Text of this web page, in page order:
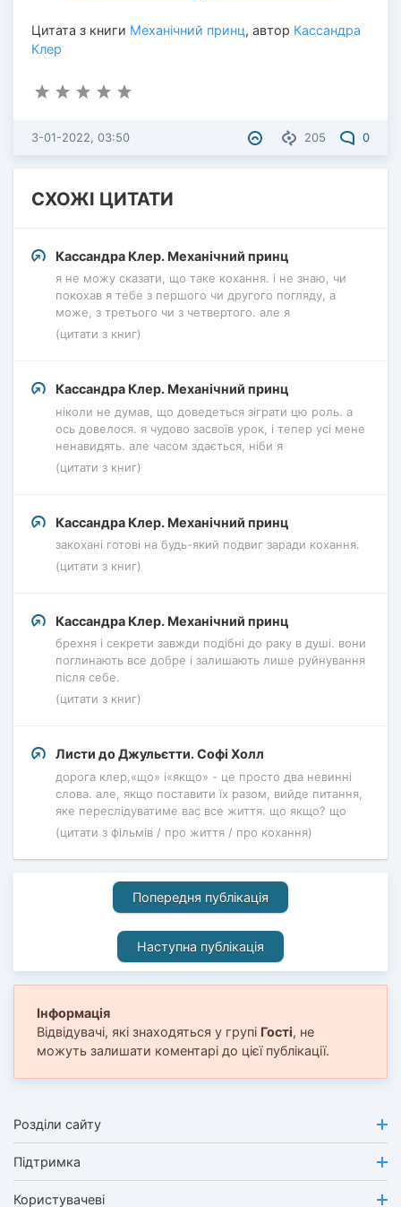
Цитата з книги Механічний принц, автор Кассандра
Клер
205 0
3-01-2022, 03:50
СХОЖІ ЦИТАТИ
Кассандра Клер. Механічний принц
я не можу сказати, що таке кохання. і не знаю, чи
покохав я тебе з першого чи другого погляду, а
може, з третього чи з четвертого. але я
(цитати з книг)
Кассандра Клер. Механічний принц
ніколи не думав, що доведеться зіграти цю роль. а
ось довелося. я чудово засвоїв урок, і тепер усі мене
ненавидять. але часом здається, ніби я
(цитати з книг)
Кассандра Клер. Механічний принц
закохані готові на будь-який подвиг заради кохання.
(цитати з книг)
Кассандра Клер. Механічний принц
брехня і секрети завжди подібні до раку в душі. вони
поглинають все добре і залишають лише руйнування
після себе.
(цитати з книг)
Листи до Джульєтти. Софі Холл
дорога клер,«що» і«якщо» - це просто два невинні
слова. але, якщо поставити їх разом, вийде питання,
яке переслідуватиме вас все життя. що якщо? що
(цитати з фільмів / про життя / про кохання)
Попередня публікація
Наступна публікація
Інформація
Відвідувачі, які знаходяться у групі Гості, не
можуть залишати коментарі до цієї публікації.
Розділи сайту
Підтримка
Користувачеві